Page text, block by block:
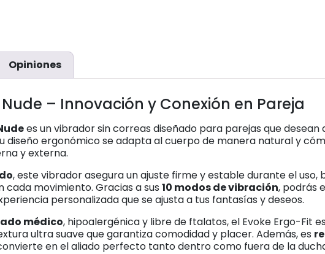
Opiniones
Nude – Innovación y Conexión en Pareja
es un vibrador sin correas diseñado para parejas que
diseño ergonómico se adapta al cuerpo de manera natural y
y externa.
, este vibrador asegura un ajuste firme y estable durante el uso,
movimiento. Gracias a sus 10 modos de vibración, podrás
personalizada que se ajusta a tus fantasías y deseos.
médico, hipoalergénica y libre de ftalatos, el Evoke Ergo-Fit
ultra suave que garantiza comodidad y placer. Además, es
en el aliado perfecto tanto dentro como fuera de la